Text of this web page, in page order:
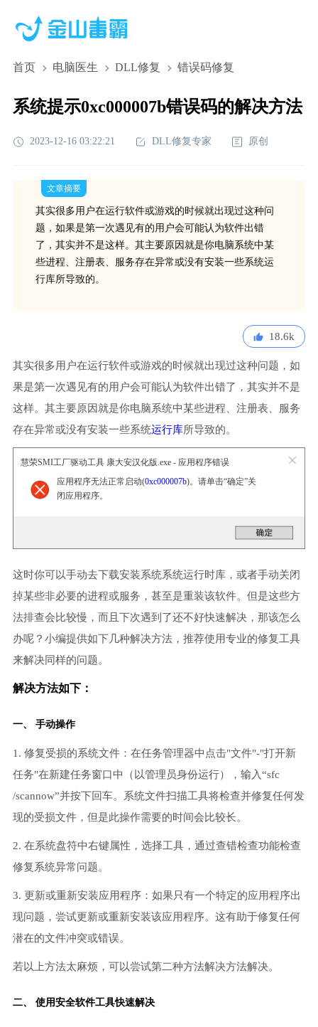
首页 电脑医生 DLL修复 错误码修复
系统提示0xc000007b错误码的解决方法
2023-12-16 03:22:21 DLL修复专家 原创
文章摘要
其实很多用户在运行软件或游戏的时候就出现过这种问
题，如果是第一次遇见有的用户会可能认为软件出错
了，其实并不是这样。其主要原因就是你电脑系统中某
些进程、注册表、服务存在异常或没有安装一些系统运
行库所导致的。
18.6k
其实很多用户在运行软件或游戏的时候就出现过这种问题，如
果是第一次遇见有的用户会可能认为软件出错了，其实并不是
这样。其主要原因就是你电脑系统中某些进程、注册表、服务
存在异常或没有安装一些系统运行库所导致的。
慧荣SMI工厂驱动工具 康大安汉化版.exe - 应用程序错误
应用程序无法正常启动(0xc000007b)。请单击“确定”关
闭应用程序。
这时你可以手动去下载安装系统系统运行时库，或者手动关闭
掉某些非必要的进程或服务，甚至是重装该软件。但是这些方
法排查会比较慢，而且下次遇到了还不好快速解决，那该怎么
办呢？小编提供如下几种解决方法，推荐使用专业的修复工具
来解决同样的问题。
解决方法如下：
一、 手动操作
1. 修复受损的系统文件：在任务管理器中点击"文件"-"打开新
任务"在新建任务窗口中（以管理员身份运行），输入“sfc
/scannow”并按下回车。系统文件扫描工具将检查并修复任何发
现的受损文件，但是此操作需要的时间会比较长。
2. 在系统盘符中右键属性，选择工具，通过查错检查功能检查
修复系统异常问题。
3. 更新或重新安装应用程序：如果只有一个特定的应用程序出
现问题，尝试更新或重新安装该应用程序。这有助于修复任何
潜在的文件冲突或错误。
若以上方法太麻烦，可以尝试第二种方法解决方法解决。
二、 使用安全软件工具快速解决